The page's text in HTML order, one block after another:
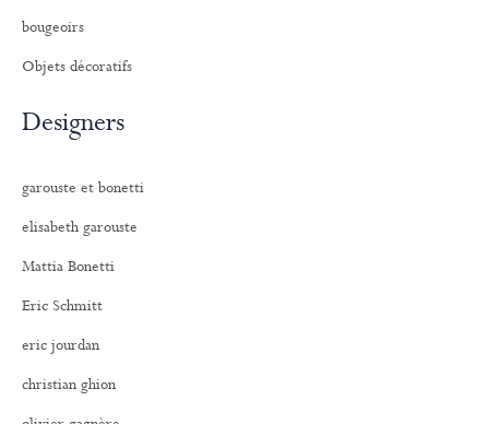
bougeoirs
Objets décoratifs
Designers
garouste et bonetti
elisabeth garouste
Mattia Bonetti
Eric Schmitt
eric jourdan
christian ghion